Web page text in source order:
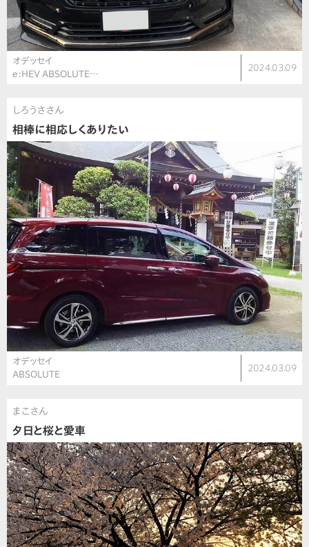
オデッセイ
e:HEV ABSOLUTE…
2024.03.09
しろうささん
相棒に相応しくありたい
オデッセイ
ABSOLUTE
2024.03.09
まこさん
夕日と桜と愛車